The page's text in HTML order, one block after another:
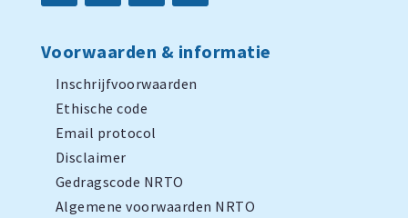
Voorwaarden & informatie
Inschrijfvoorwaarden
Ethische code
Email protocol
Disclaimer
Gedragscode NRTO
Algemene voorwaarden NRTO